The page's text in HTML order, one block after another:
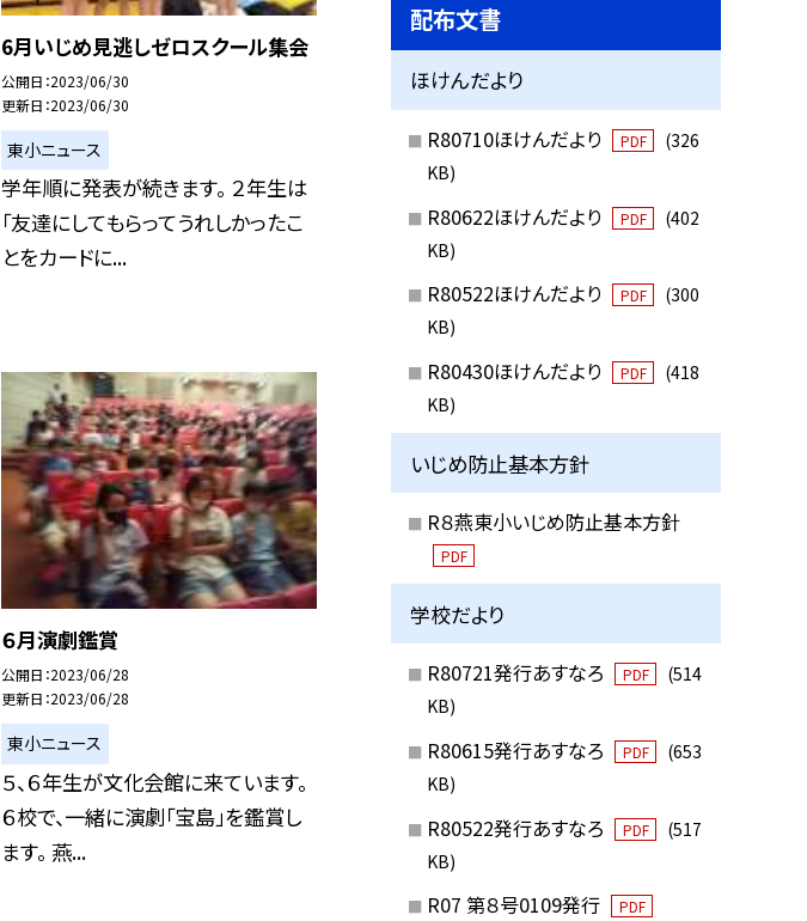
6月いじめ見逃しゼロスクール集会
公開日 2023/06/30
更新日 2023/06/30
東小ニュース
学年順に発表が続きます。 ２年生は
「友達にしてもらってうれしかったこ
とをカードに...
６月演劇鑑賞
公開日 2023/06/28
更新日 2023/06/28
東小ニュース
５、６年生が文化会館に来ています。
６校で、一緒に演劇「宝島」を鑑賞し
ます。 燕...
配布文書
ほけんだより
R80710ほけんだより PDF
(326
KB)
R80622ほけんだより PDF
(402
KB)
R80522ほけんだより PDF
(300
KB)
R80430ほけんだより PDF
(418
KB)
いじめ防止基本方針
R８燕東小いじめ防止基本方針
PDF
学校だより
R80721発行あすなろ PDF
(514
KB)
R80615発行あすなろ PDF
(653
KB)
R80522発行あすなろ PDF
(517
KB)
R07 第８号0109発行 PDF